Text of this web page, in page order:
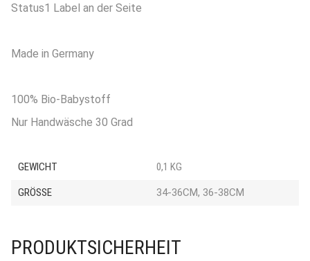
Status1 Label an der Seite
Made in Germany
100% Bio-Babystoff
Nur Handwäsche 30 Grad
GEWICHT 0,1 KG
GRÖSSE 34-36CM, 36-38CM
PRODUKTSICHERHEIT